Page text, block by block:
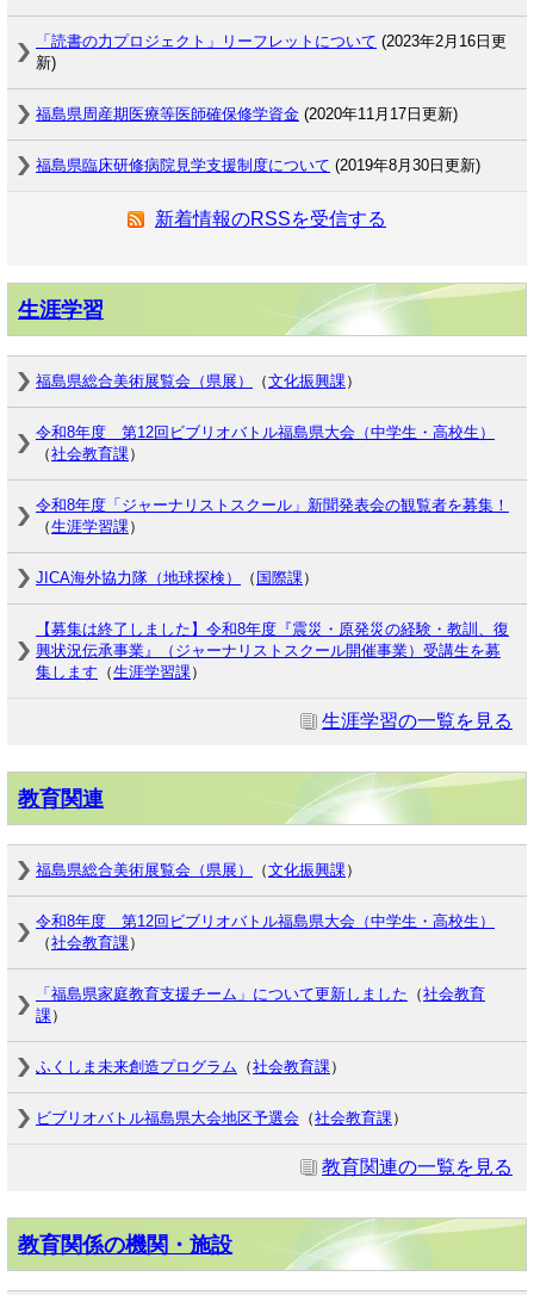
「読書の力プロジェクト」リーフレットについて (2023年2月16日更
新)
福島県周産期医療等医師確保修学資金 (2020年11月17日更新)
福島県臨床研修病院見学支援制度について (2019年8月30日更新)
新着情報のRSSを受信する
生涯学習
福島県総合美術展覧会（県展） （文化振興課）
令和8年度 第12回ビブリオバトル福島県大会（中学生・高校生）
（社会教育課）
令和8年度「ジャーナリストスクール」新聞発表会の観覧者を募集！
（生涯学習課）
JICA海外協力隊（地球探検） （ 国際課）
【募集は終了しました】令和8年度『震災・原発災の経験・教訓、復
興状況伝承事業』（ジャーナリストスクール開催事業）受講生を募
集します （生涯学習課）
生涯学習の一覧を見る
教育関連
福島県総合美術展覧会（県展） （文化振興課）
令和8年度 第12回ビブリオバトル福島県大会（中学生・高校生）
（社会教育課）
「福島県家庭教育支援チーム」について更新しました （社会教育
課）
ふくしま未来創造プログラム （社会教育課）
ビブリオバトル福島県大会地区予選会 （社会教育課）
教育関連の一覧を見る
教育関係の機関・施設